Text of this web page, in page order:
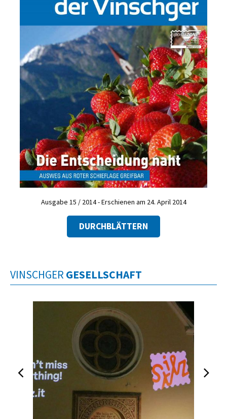
Ausgabe 15 / 2014 - Erschienen am 24. April 2014
DURCHBLÄTTERN
VINSCHGER GESELLSCHAFT